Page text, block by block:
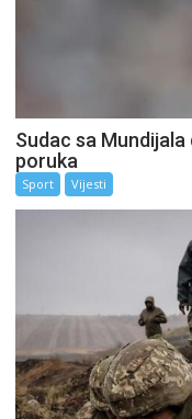
Sudac sa
poruka
Sport Vijesti